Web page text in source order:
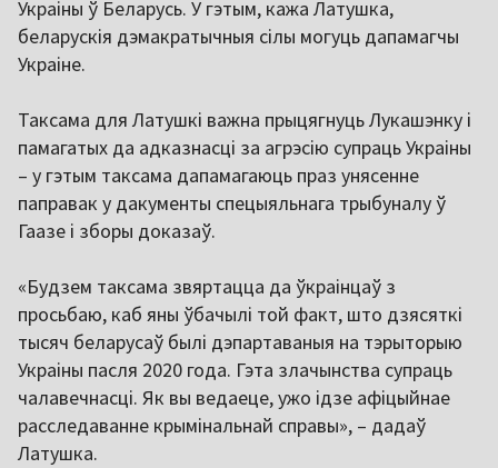
Украіны ў Беларусь. У гэтым, кажа Латушка,
беларускія дэмакратычныя сілы могуць дапамагчы
Украіне.
Таксама для Латушкі важна прыцягнуць Лукашэнку і
памагатых да адказнасці за агрэсію супраць Украіны
– у гэтым таксама дапамагаюць праз унясенне
паправак у дакументы спецыяльнага трыбуналу ў
Гаазе і зборы доказаў.
«Будзем таксама звяртацца да ўкраінцаў з
просьбаю, каб яны ўбачылі той факт, што дзясяткі
тысяч беларусаў былі дэпартаваныя на тэрыторыю
Украіны пасля 2020 года. Гэта злачынства супраць
чалавечнасці. Як вы ведаеце, ужо ідзе афіцыйнае
расследаванне крымінальнай справы», – дадаў
Латушка.